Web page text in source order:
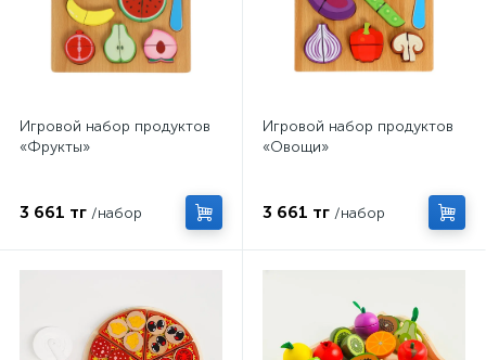
Игровой набор продуктов
«Фрукты»
3 661 тг /набор
Игровой набор продуктов
«Овощи»
3 661 тг /набор